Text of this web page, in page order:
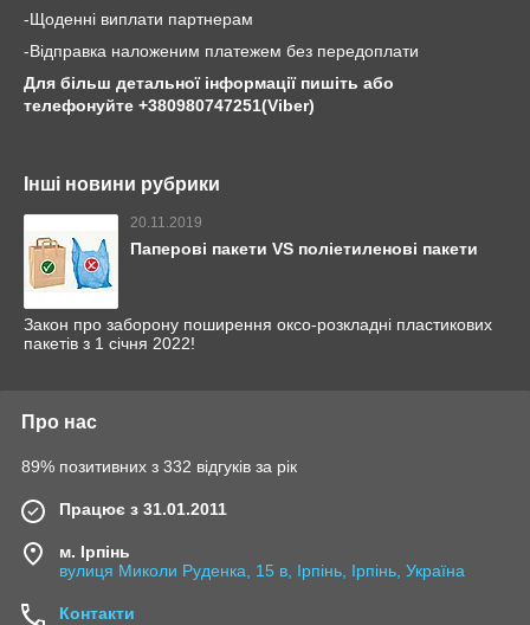
-Щоденні виплати партнерам
-Відправка наложеним платежем без передоплати
Для більш детальної інформації пишіть або
телефонуйте +380980747251(Viber)
Інші новини рубрики
20.11.2019
Паперові пакети VS поліетиленові пакети
Закон про заборону поширення оксо-розкладні пластикових
пакетів з 1 січня 2022!
Про нас
89% позитивних з 332 відгуків за рік
Працює з 31.01.2011
м. Ірпінь
вулиця Миколи Руденка, 15 в, Ірпінь, Ірпінь, Україна
Контакти